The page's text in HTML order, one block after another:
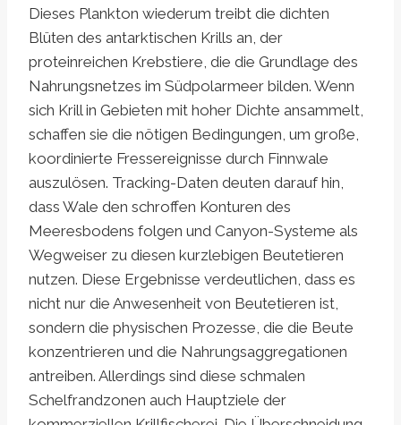
Dieses Plankton wiederum treibt die dichten
Blüten des antarktischen Krills an, der
proteinreichen Krebstiere, die die Grundlage des
Nahrungsnetzes im Südpolarmeer bilden. Wenn
sich Krill in Gebieten mit hoher Dichte ansammelt,
schaffen sie die nötigen Bedingungen, um große,
koordinierte Fressereignisse durch Finnwale
auszulösen. Tracking-Daten deuten darauf hin,
dass Wale den schroffen Konturen des
Meeresbodens folgen und Canyon-Systeme als
Wegweiser zu diesen kurzlebigen Beutetieren
nutzen. Diese Ergebnisse verdeutlichen, dass es
nicht nur die Anwesenheit von Beutetieren ist,
sondern die physischen Prozesse, die die Beute
konzentrieren und die Nahrungsaggregationen
antreiben. Allerdings sind diese schmalen
Schelfrandzonen auch Hauptziele der